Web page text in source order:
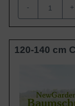
- +
120-140 cm